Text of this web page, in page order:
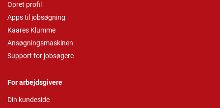
Opret profil
Apps til jobsøgning
Kaares Klumme
Ansøgningsmaskinen
Support for jobsøgere
For arbejdsgivere
Din kundeside